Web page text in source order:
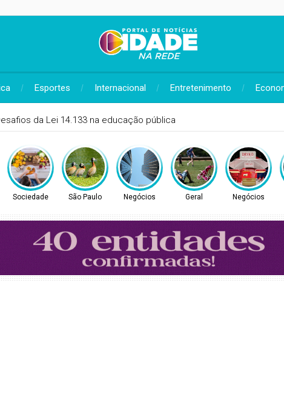
Esportes Internacional Entretenimento
abre consulta para Hipertensão Arterial Pulmonar
Sociedade São Paulo Negócios Geral Negócios